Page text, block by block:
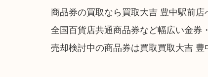
商品券の買取なら買取大吉 豊中駅前
全国百貨店共通商品券など幅広い金券
売却検討中の商品券は買取買取大吉 豊